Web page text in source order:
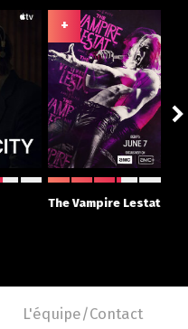
+
The Vampire Lestat
L'équipe/Contact